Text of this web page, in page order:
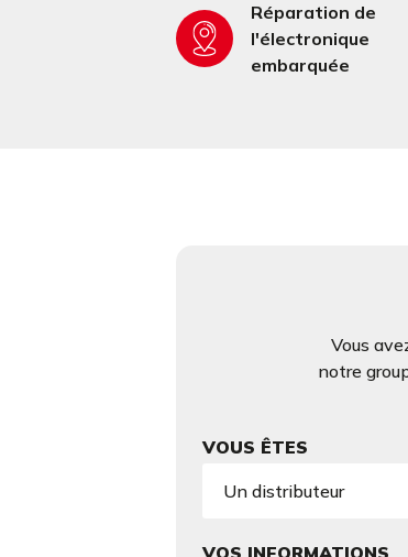
Réparation de
l'électronique
embarquée
Vous
notre
VOUS ÊTES
VOS INFORMATIONS